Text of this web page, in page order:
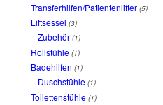
Transferhilfen/Patientenlifter (5)
Liftsessel (3)
Zubehör (1)
Rollstühle (1)
Badehilfen (1)
Duschstühle (1)
Toilettenstühle (1)